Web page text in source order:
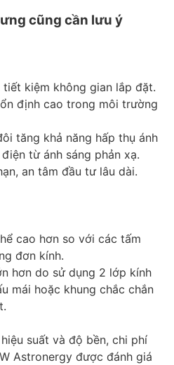
cũng cần lưu ý
tiết kiệm không gian lắp đặt.
định cao trong môi trường
tăng khả năng hấp thụ ánh
từ ánh sáng phản xạ.
an tâm đầu tư lâu dài.
cao hơn so với các tấm
đơn kính.
hơn do sử dụng 2 lớp kính
mái hoặc khung chắc chắn
suất và độ bền, chi phí
Astronergy được đánh giá